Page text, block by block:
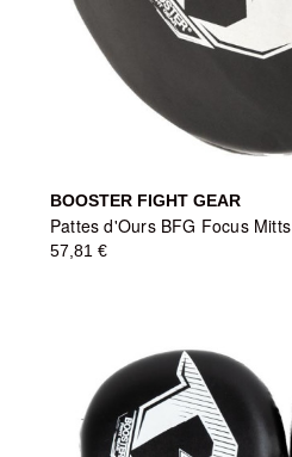
BOOSTER FIGHT GEAR
57,81 €